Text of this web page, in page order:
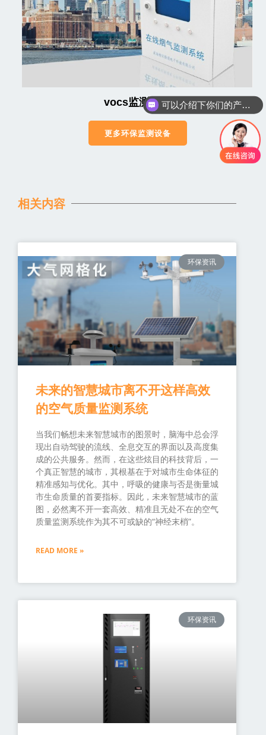
vocs监测系统
更多环保监测设备
相关内容
环保资讯
未来的智慧城市离不开这样高效
的空气质量监测系统
当我们畅想未来智慧城市的图景时，脑海中总会浮
现出自动驾驶的流线、全息交互的界面以及高度集
成的公共服务。然而，在这些炫目的科技背后，一
个真正智慧的城市，其根基在于对城市生命体征的
精准感知与优化。其中，呼吸的健康与否是衡量城
市生命质量的首要指标。因此，未来智慧城市的蓝
图，必然离不开一套高效、精准且无处不在的空气
质量监测系统作为其不可或缺的“神经末梢”。
READ MORE »
环保资讯
可以介绍下你们的产品么
你们是怎么收费的呢